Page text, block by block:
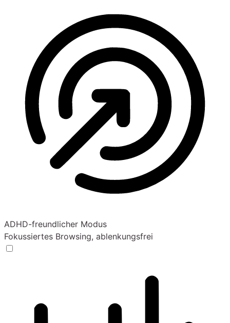
ADHD-freundlicher Modus
Fokussiertes Browsing, ablenkungsfrei